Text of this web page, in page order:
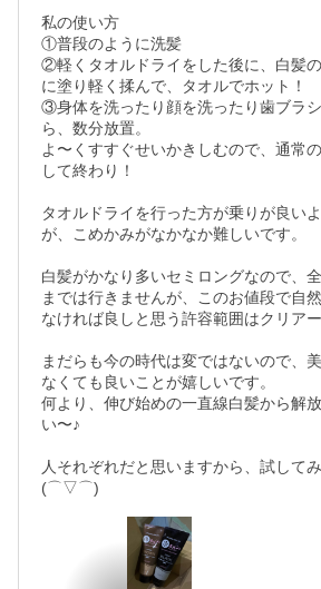
私の使い方
①普段のように洗髪
②軽くタオルドライをした後に、白髪
に塗り軽く揉んで、タオルでホット！
③身体を洗ったり顔を洗ったり歯ブラ
ら、数分放置。
よ〜くすすぐせいかきしむので、通常
して終わり！
タオルドライを行った方が乗りが良い
が、こめかみがなかなか難しいです。
白髪がかなり多いセミロングなので、
までは行きませんが、このお値段で自
なければ良しと思う許容範囲はクリア
まだらも今の時代は変ではないので、
なくても良いことが嬉しいです。
何より、伸び始めの一直線白髪から解
い〜♪
人それぞれだと思いますから、試して
(⌒▽⌒)